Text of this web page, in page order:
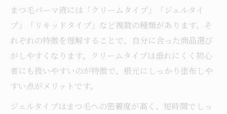
ロッドサイズ別のまつ毛パーマ体験談
まつ毛パーマ購入前にチェックしたいポイント
まつ毛パーマ商材選びで重視すべき点
まつ毛パーマ購入前の比較チェックリスト
セルフまつ毛パーマ購入時の注意事項
まつ毛パーマ液とロッドの選び方まとめ
まつ毛パーマ液には「クリームタイプ」「ジェルタイ
プ」「リキッドタイプ」など複数の種類があります。そ
れぞれの特徴を理解することで、自分に合った商品選び
がしやすくなります。クリームタイプは垂れにくく初心
者にも扱いやすいのが特徴で、根元にしっかり塗布しや
すい点がメリットです。
ジェルタイプはまつ毛への密着度が高く、短時間でしっ